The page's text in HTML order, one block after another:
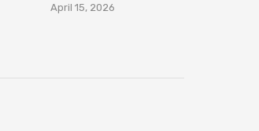
April 15, 2026